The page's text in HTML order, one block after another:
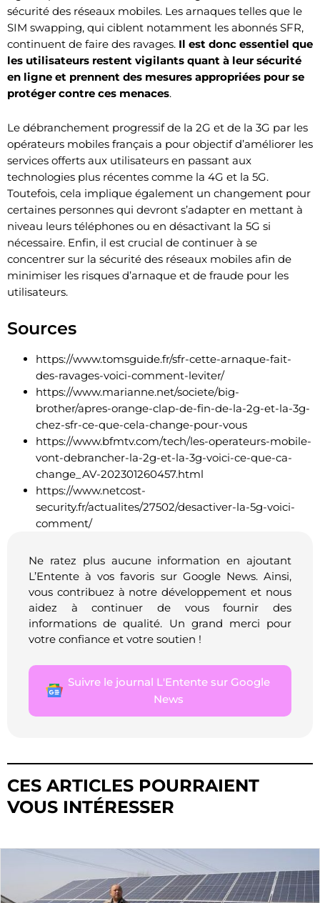
sécurité des réseaux mobiles. Les arnaques telles que le
SIM swapping, qui ciblent notamment les abonnés SFR,
continuent de faire des ravages. Il est donc essentiel que
les utilisateurs restent vigilants quant à leur sécurité
en ligne et prennent des mesures appropriées pour se
protéger contre ces menaces.
Le débranchement progressif de la 2G et de la 3G par les
opérateurs mobiles français a pour objectif d’améliorer les
services offerts aux utilisateurs en passant aux
technologies plus récentes comme la 4G et la 5G.
Toutefois, cela implique également un changement pour
certaines personnes qui devront s’adapter en mettant à
niveau leurs téléphones ou en désactivant la 5G si
nécessaire. Enfin, il est crucial de continuer à se
concentrer sur la sécurité des réseaux mobiles afin de
minimiser les risques d’arnaque et de fraude pour les
utilisateurs.
Sources
https://www.tomsguide.fr/sfr-cette-arnaque-fait-
des-ravages-voici-comment-leviter/
https://www.marianne.net/societe/big-
brother/apres-orange-clap-de-fin-de-la-2g-et-la-3g-
chez-sfr-ce-que-cela-change-pour-vous
https://www.bfmtv.com/tech/les-operateurs-mobile-
vont-debrancher-la-2g-et-la-3g-voici-ce-que-ca-
change_AV-202301260457.html
https://www.netcost-
security.fr/actualites/27502/desactiver-la-5g-voici-
comment/
Ne ratez plus aucune information en ajoutant
L’Entente à vos favoris sur Google News. Ainsi,
vous contribuez à notre développement et nous
aidez à continuer de vous fournir des
informations de qualité. Un grand merci pour
votre confiance et votre soutien !
Suivre le journal L'Entente sur Google
News
CES ARTICLES POURRAIENT
VOUS INTÉRESSER